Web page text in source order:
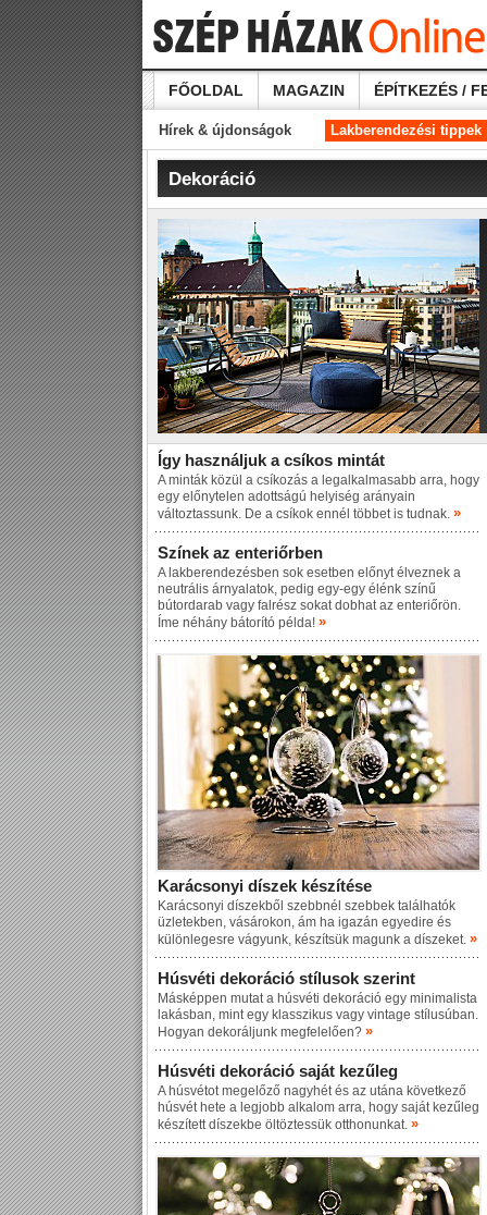
FŐOLDAL MAGAZIN ÉPÍTKEZÉS /
Hírek & újdonságok Lakberendezési tippek
Dekoráció
Így használjuk a csíkos mintát
A minták közül a csíkozás a legalkalmasabb arra, hogy
egy előnytelen adottságú helyiség arányain
változtassunk. De a csíkok ennél többet is tudnak. »
Színek az enteriőrben
A lakberendezésben sok esetben előnyt élveznek a
neutrális árnyalatok, pedig egy-egy élénk színű
bútordarab vagy falrész sokat dobhat az enteriőrön.
Íme néhány bátorító példa! »
Karácsonyi díszek készítése
Karácsonyi díszekből szebbnél szebbek találhatók
üzletekben, vásárokon, ám ha igazán egyedire és
különlegesre vágyunk, készítsük magunk a díszeket. »
Húsvéti dekoráció stílusok szerint
Másképpen mutat a húsvéti dekoráció egy minimalista
lakásban, mint egy klasszikus vagy vintage stílusúban.
Hogyan dekoráljunk megfelelően? »
Húsvéti dekoráció saját kezűleg
A húsvétot megelőző nagyhét és az utána következő
húsvét hete a legjobb alkalom arra, hogy saját kezűleg
készített díszekbe öltöztessük otthonunkat. »